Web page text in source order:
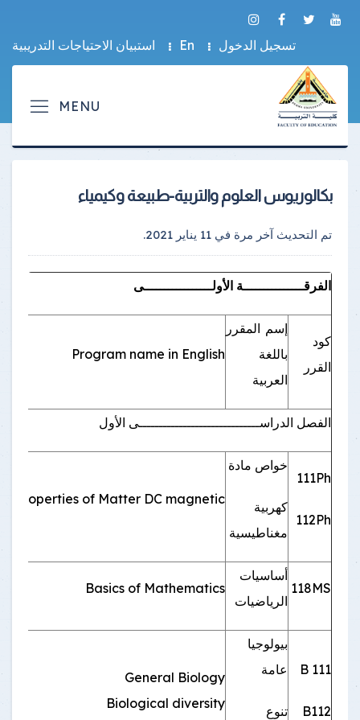
تسجيل الدخول En استبيان الاحتياجات التدريبية
بكالوريوس العلوم والتربية-طبيعة وكيمياء
تم التحديث آخر مرة في 11 يناير 2021 .
الفرقـــــــــــــــة الأولـــــــــــــــــى
كود
القرر
إسم المقرر
باللغة
العربية
Program name in English
الفصل الدراســــــــــــــــــــــــــــــى الأول
111Ph
112Ph
خواص مادة
كهربية
مغناطيسية
Properties of Matter DC magnetic
118MS
أساسيات
الرياضيات
Basics of Mathematics
B 111
B112
بيولوجيا
عامة
تنوع
General Biology
Biological diversity